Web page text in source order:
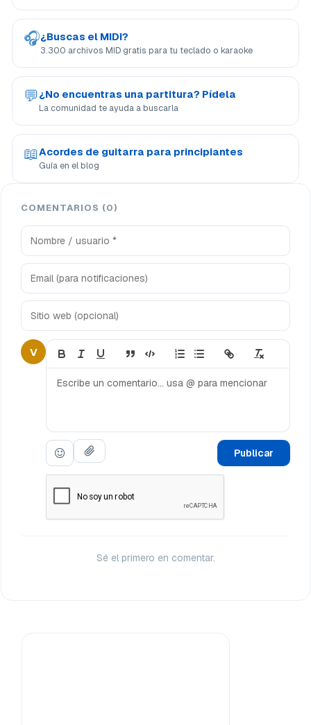
🎧¿Buscas el MIDI?
3.300 archivos MID gratis para tu teclado o karaoke
💬¿No encuentras una partitura? Pídela
La comunidad te ayuda a buscarla
📖Acordes de guitarra para principiantes
Guía en el blog
COMENTARIOS (0)
V
Publicar
Sé el primero en comentar.